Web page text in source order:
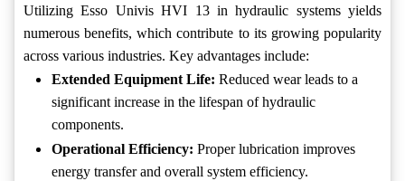
Utilizing Esso Univis HVI 13 in hydraulic systems yields
numerous benefits, which contribute to its growing popularity
across various industries. Key advantages include:
Extended Equipment Life: Reduced wear leads to a
significant increase in the lifespan of hydraulic
components.
Operational Efficiency: Proper lubrication improves
energy transfer and overall system efficiency.